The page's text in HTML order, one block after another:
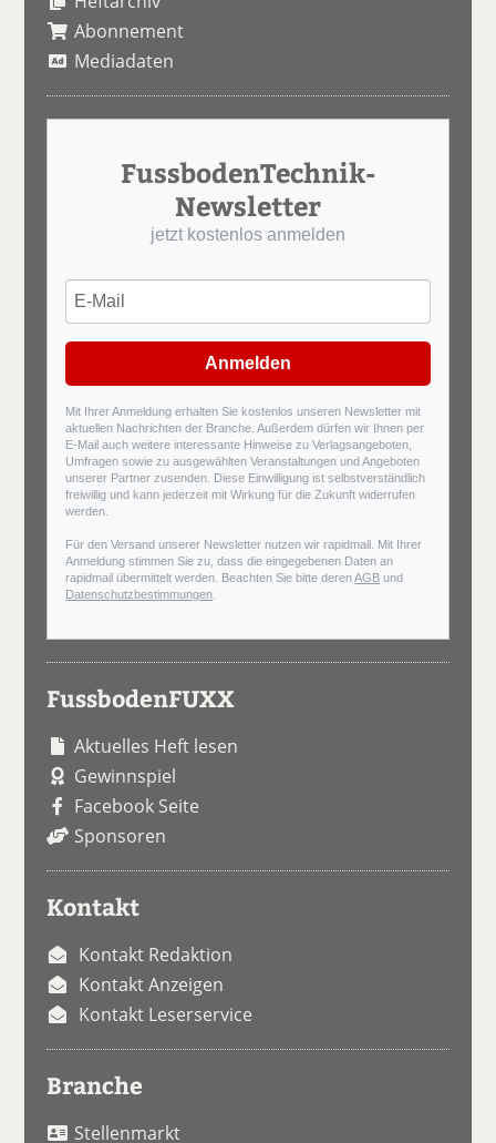
Abonnement
Mediadaten
FussbodenTechnik-
Newsletter
jetzt kostenlos anmelden
Anmelden
Mit Ihrer Anmeldung erhalten Sie kostenlos unseren Newsletter mit
aktuellen Nachrichten der Branche. Außerdem dürfen wir Ihnen per
E-Mail auch weitere interessante Hinweise zu Verlagsangeboten,
Umfragen sowie zu ausgewählten Veranstaltungen und Angeboten
unserer Partner zusenden. Diese Einwilligung ist selbstverständlich
freiwillig und kann jederzeit mit Wirkung für die Zukunft widerrufen
werden.
Für den Versand unserer Newsletter nutzen wir rapidmail. Mit Ihrer
Anmeldung stimmen Sie zu, dass die eingegebenen Daten an
rapidmail übermittelt werden. Beachten Sie bitte derenAGB und
Datenschutzbestimmungen
FussbodenFUXX
Aktuelles Heft lesen
Gewinnspiel
Facebook Seite
Sponsoren
Kontakt
Kontakt Redaktion
Kontakt Anzeigen
Kontakt Leserservice
Branche
Stellenmarkt